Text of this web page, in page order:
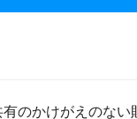
のかけがえのない